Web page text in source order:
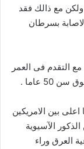
مع ذالك فقد
بسرطان
التقدم فى العمر
عاما .
بين الامريكين
الآسيوية
العرق وراء